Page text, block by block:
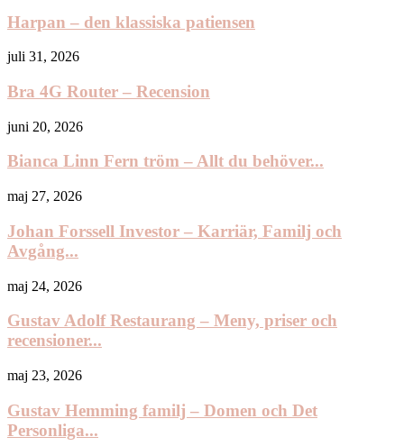
Harpan – den klassiska patiensen
juli 31, 2026
Bra 4G Router – Recension
juni 20, 2026
Bianca Linn Fern tröm – Allt du behöver...
maj 27, 2026
Johan Forssell Investor – Karriär, Familj och
Avgång...
maj 24, 2026
Gustav Adolf Restaurang – Meny, priser och
recensioner...
maj 23, 2026
Gustav Hemming familj – Domen och Det
Personliga...